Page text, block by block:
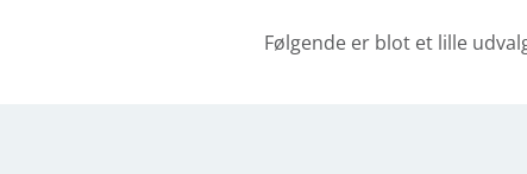
Følgende er blot et lille